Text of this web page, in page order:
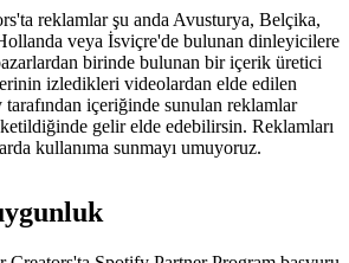
reklamlar şu anda Avusturya, Belçika,
veya İsviçre'de bulunan dinleyicilere
birinde bulunan bir içerik üretici
izledikleri videolardan elde edilen
içeriğinde sunulan reklamlar
gelir elde edebilirsin. Reklamları
kullanıma sunmayı umuyoruz.